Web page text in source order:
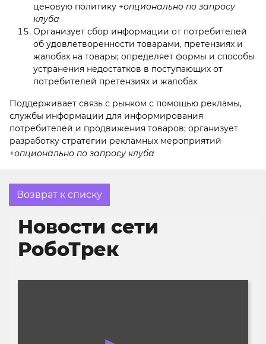
ценовую политику +опционально по запросу
клуба
Организует сбор информации от потребителей
об удовлетворенности товарами, претензиях и
жалобах на товары; определяет формы и способы
устранения недостатков в поступающих от
потребителей претензиях и жалобах
Поддерживает связь с рынком с помощью рекламы,
службы информации для информирования
потребителей и продвижения товаров; организует
разработку стратегии рекламных мероприятий
+опционально по запросу клуба
Возврат к списку
Новости сети
РобоТрек